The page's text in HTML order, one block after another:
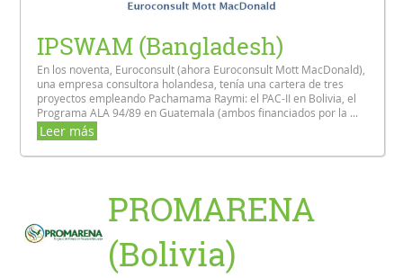
IPSWAM (Bangladesh)
En los noventa, Euroconsult (ahora Euroconsult Mott MacDonald),
una empresa consultora holandesa, tenía una cartera de tres
proyectos empleando Pachamama Raymi: el PAC-II en Bolivia, el
Programa ALA 94/89 en Guatemala (ambos financiados por la ...
Leer más
PROMARENA
(Bolivia)